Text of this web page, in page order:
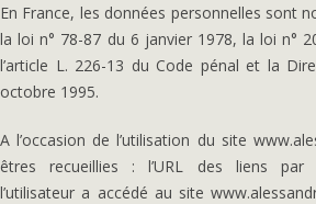
En France, les données personnelles sont
la loi n° 78-87 du 6 janvier 1978, la loi n°
l’article L. 226-13 du Code pénal et la
octobre 1995.
A l’occasion de l’utilisation du site
êtres recueillies : l’URL des liens par
l’utilisateur a accédé au site